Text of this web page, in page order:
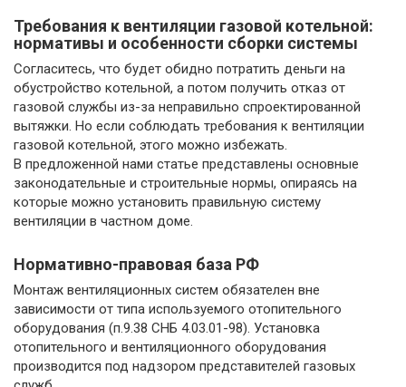
Требования к вентиляции газовой котельной:
нормативы и особенности сборки системы
Согласитесь, что будет обидно потратить деньги на
обустройство котельной, а потом получить отказ от
газовой службы из-за неправильно спроектированной
вытяжки. Но если соблюдать требования к вентиляции
газовой котельной, этого можно избежать.
В предложенной нами статье представлены основные
законодательные и строительные нормы, опираясь на
которые можно установить правильную систему
вентиляции в частном доме.
Нормативно-правовая база РФ
Монтаж вентиляционных систем обязателен вне
зависимости от типа используемого отопительного
оборудования (п.9.38 СНБ 4.03.01-98). Установка
отопительного и вентиляционного оборудования
производится под надзором представителей газовых